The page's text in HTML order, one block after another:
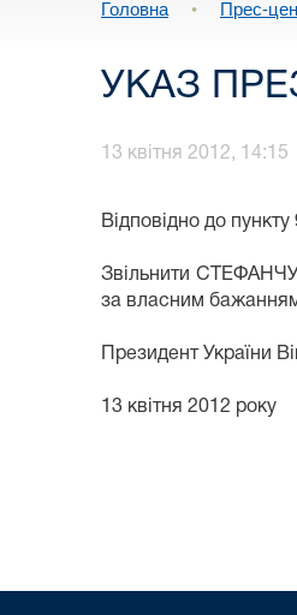
Головна • Прес-
УКАЗ
13 квітня 2012, 14:15
Відповідно до
Звільнити
за власним
Президент України
13 квітня 2012 року